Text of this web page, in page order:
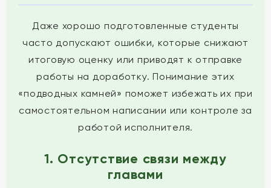
Даже хорошо подготовленные студенты
часто допускают ошибки, которые снижают
итоговую оценку или приводят к отправке
работы на доработку. Понимание этих
«подводных камней» поможет избежать их при
самостоятельном написании или контроле за
работой исполнителя.
1. Отсутствие связи между
главами